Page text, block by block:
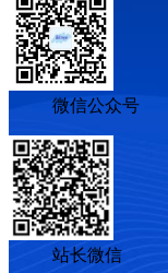
微信公众号
站长微信